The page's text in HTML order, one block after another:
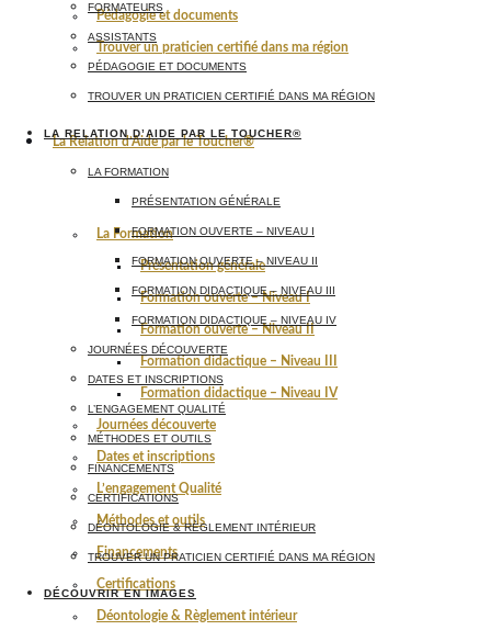
Pédagogie et documents
Trouver un praticien certifié dans ma région
La Relation d’Aide par le Toucher®
La Formation
Présentation générale
Formation ouverte – Niveau I
Formation ouverte – Niveau II
Formation didactique – Niveau III
Formation didactique – Niveau IV
Journées découverte
Dates et inscriptions
L’engagement Qualité
Méthodes et outils
Financements
Certifications
Déontologie & Règlement intérieur
FORMATEURS
ASSISTANTS
PÉDAGOGIE ET DOCUMENTS
TROUVER UN PRATICIEN CERTIFIÉ DANS MA RÉGION
LA RELATION D’AIDE PAR LE TOUCHER®
LA FORMATION
PRÉSENTATION GÉNÉRALE
FORMATION OUVERTE – NIVEAU I
FORMATION OUVERTE – NIVEAU II
FORMATION DIDACTIQUE – NIVEAU III
FORMATION DIDACTIQUE – NIVEAU IV
JOURNÉES DÉCOUVERTE
DATES ET INSCRIPTIONS
L’ENGAGEMENT QUALITÉ
MÉTHODES ET OUTILS
FINANCEMENTS
CERTIFICATIONS
DÉONTOLOGIE & RÈGLEMENT INTÉRIEUR
TROUVER UN PRATICIEN CERTIFIÉ DANS MA RÉGION
DÉCOUVRIR EN IMAGES